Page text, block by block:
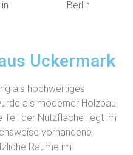
Uckermark
als hochwertiges
als moderner Holzbau
der Nutzfläche liegt im
vorhandene
Räume im